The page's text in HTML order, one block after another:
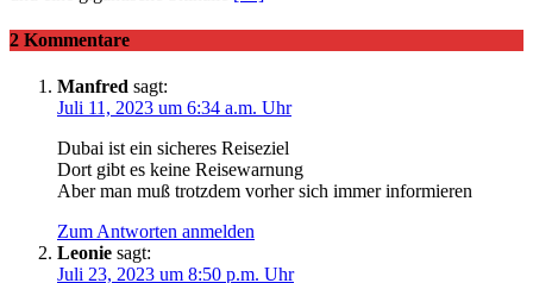
2 Kommentare
Manfred sagt:
Juli 11, 2023 um 6:34 a.m. Uhr
Dubai ist ein sicheres Reiseziel
Dort gibt es keine Reisewarnung
Aber man muß trotzdem vorher sich immer informieren
Zum Antworten anmelden
Leonie sagt:
Juli 23, 2023 um 8:50 p.m. Uhr